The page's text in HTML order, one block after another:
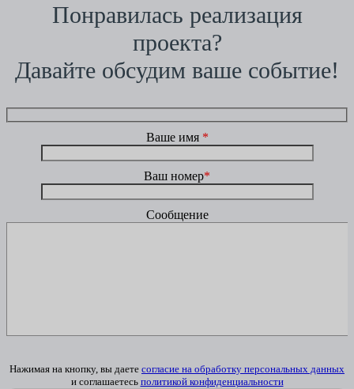
Понравилась реализация
проекта?
Давайте обсудим ваше событие!
Ваше имя *
Ваш номер*
Сообщение
Нажимая на кнопку, вы даете согласие на обработку персональных данных
и соглашаетесь политикой конфиденциальности